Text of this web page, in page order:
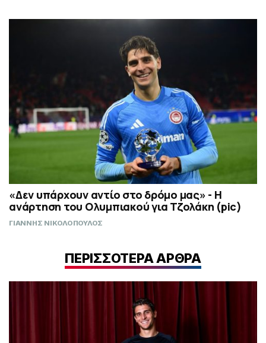
«Δεν υπάρχουν αντίο στο δρόμο μας» - Η
ανάρτηση του Ολυμπιακού για Τζολάκη (pic)
ΓΙΑΝΝΗΣ ΝΙΚΟΛΟΠΟΥΛΟΣ
ΠΕΡΙΣΣΟΤΕΡΑ ΑΡΘΡΑ